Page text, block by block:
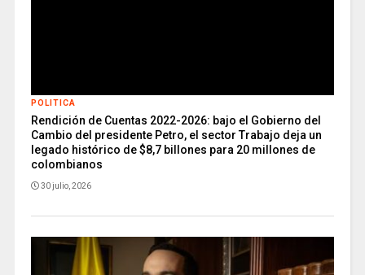
POLITICA
Rendición de Cuentas 2022-2026: bajo el Gobierno del
Cambio del presidente Petro, el sector Trabajo deja un
legado histórico de $8,7 billones para 20 millones de
colombianos
30 julio, 2026